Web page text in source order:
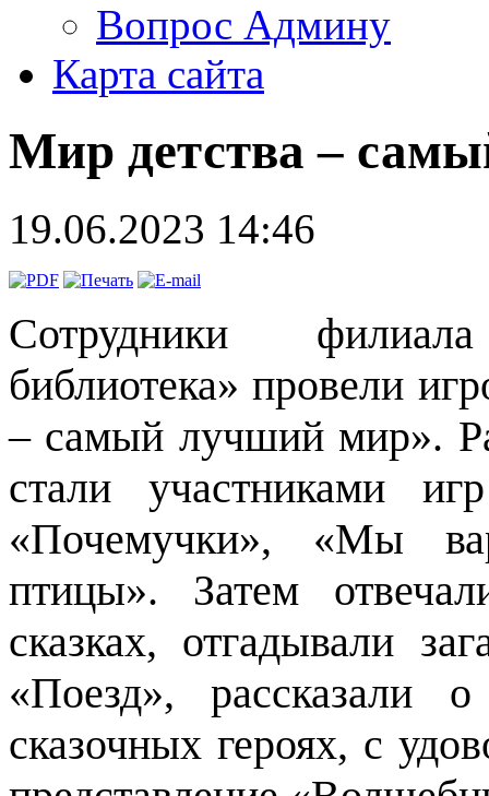
Вопрос Админу
Карта сайта
Мир детства –
19.06.2023 14:46
Сотрудники
библиотека» провели
– самый лучший мир».
стали участниками
«Почемучки», «Мы
птицы». Затем
сказках, отгадывали
«Поезд», рассказали
сказочных героях, с